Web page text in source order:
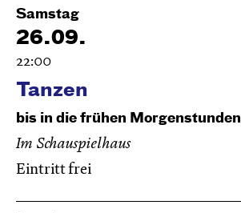
Samstag
26.09.
22:00
Tanzen
bis in die frühen Morgenstunden
Im Schauspielhaus
Eintritt frei